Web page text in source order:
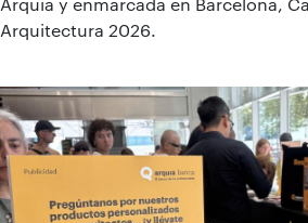
Arquitectura 2026.